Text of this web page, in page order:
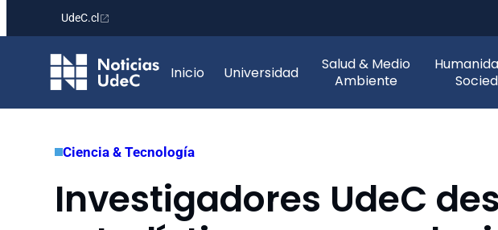
contenido
UdeC.cl
Inicio Universidad
Salud & Medio
Ambiente
Ciencia & Tecnología
Investigadores UdeC